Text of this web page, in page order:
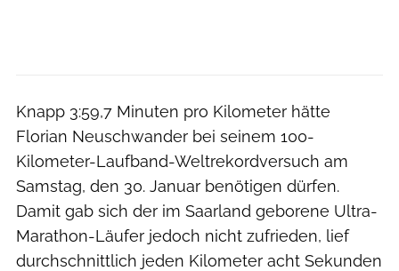
Knapp 3:59,7 Minuten pro Kilometer hätte
Florian Neuschwander bei seinem 100-
Kilometer-Laufband-Weltrekordversuch am
Samstag, den 30. Januar benötigen dürfen.
Damit gab sich der im Saarland geborene Ultra-
Marathon-Läufer jedoch nicht zufrieden, lief
durchschnittlich jeden Kilometer acht Sekunden